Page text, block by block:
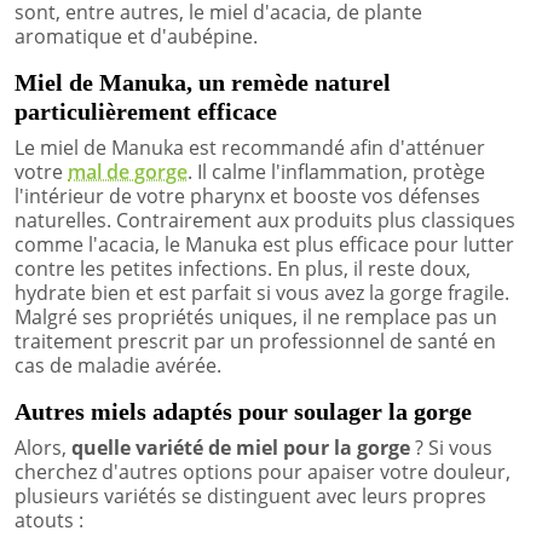
sont, entre autres, le miel d'acacia, de plante
aromatique et d'aubépine.
Miel de Manuka, un remède naturel
particulièrement efficace
Le miel de Manuka est recommandé afin d'atténuer
votre mal de gorge. Il calme l'inflammation, protège
l'intérieur de votre pharynx et booste vos défenses
naturelles. Contrairement aux produits plus classiques
comme l'acacia, le Manuka est plus efficace pour lutter
contre les petites infections. En plus, il reste doux,
hydrate bien et est parfait si vous avez la gorge fragile.
Malgré ses propriétés uniques, il ne remplace pas un
traitement prescrit par un professionnel de santé en
cas de maladie avérée.
Autres miels adaptés pour soulager la gorge
Alors, quelle variété de miel pour la gorge? Si vous
cherchez d'autres options pour apaiser votre douleur,
plusieurs variétés se distinguent avec leurs propres
atouts :